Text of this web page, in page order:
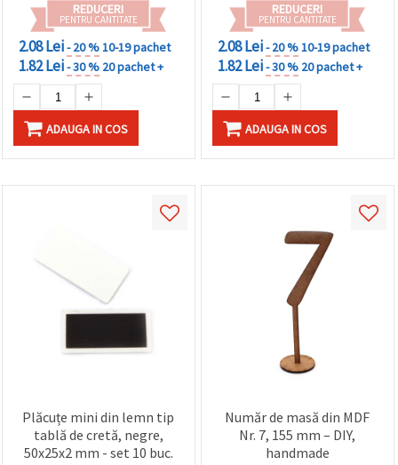
REDUCERI
PENTRU CANTITATE
2.08 Lei- 20 %10-19 pachet
1.82 Lei- 30 % 20 pachet +
ADAUGA IN COS
REDUCERI
PENTRU CANTITATE
2.08 Lei- 20 %10-19 pachet
1.82 Lei- 30 % 20 pachet +
ADAUGA IN COS
Plăcuțe mini din lemn tip
tablă de cretă, negre,
50x25x2 mm - set 10 buc.
Număr de masă din MDF
Nr. 7, 155 mm – DIY,
handmade